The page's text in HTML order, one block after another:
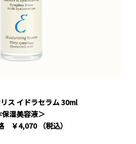
ス イドラセラム 30ml
保湿美容液＞
￥4,070 （税込）